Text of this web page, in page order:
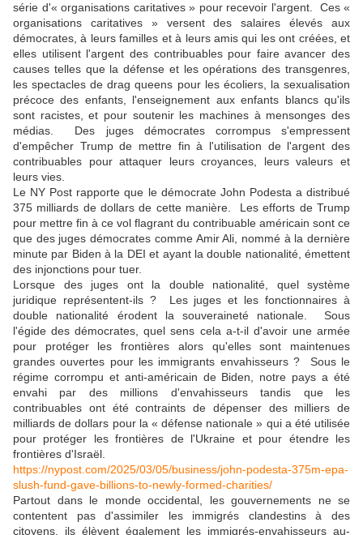
série d'« organisations caritatives » pour recevoir l'argent. Ces «
organisations caritatives » versent des salaires élevés aux
démocrates, à leurs familles et à leurs amis qui les ont créées, et
elles utilisent l'argent des contribuables pour faire avancer des
causes telles que la défense et les opérations des transgenres,
les spectacles de drag queens pour les écoliers, la sexualisation
précoce des enfants, l'enseignement aux enfants blancs qu'ils
sont racistes, et pour soutenir les machines à mensonges des
médias. Des juges démocrates corrompus s'empressent
d'empêcher Trump de mettre fin à l'utilisation de l'argent des
contribuables pour attaquer leurs croyances, leurs valeurs et
leurs vies.
Le NY Post rapporte que le démocrate John Podesta a distribué
375 milliards de dollars de cette manière. Les efforts de Trump
pour mettre fin à ce vol flagrant du contribuable américain sont ce
que des juges démocrates comme Amir Ali, nommé à la dernière
minute par Biden à la DEI et ayant la double nationalité, émettent
des injonctions pour tuer.
Lorsque des juges ont la double nationalité, quel système
juridique représentent-ils ? Les juges et les fonctionnaires à
double nationalité érodent la souveraineté nationale. Sous
l'égide des démocrates, quel sens cela a-t-il d'avoir une armée
pour protéger les frontières alors qu'elles sont maintenues
grandes ouvertes pour les immigrants envahisseurs ? Sous le
régime corrompu et anti-américain de Biden, notre pays a été
envahi par des millions d'envahisseurs tandis que les
contribuables ont été contraints de dépenser des milliers de
milliards de dollars pour la « défense nationale » qui a été utilisée
pour protéger les frontières de l'Ukraine et pour étendre les
frontières d'Israël.
https://nypost.com/2025/03/05/business/john-podesta-375m-epa-
slush-fund-gave-billions-to-newly-formed-charities/
Partout dans le monde occidental, les gouvernements ne se
contentent pas d'assimiler les immigrés clandestins à des
citoyens, ils élèvent également les immigrés-envahisseurs au-